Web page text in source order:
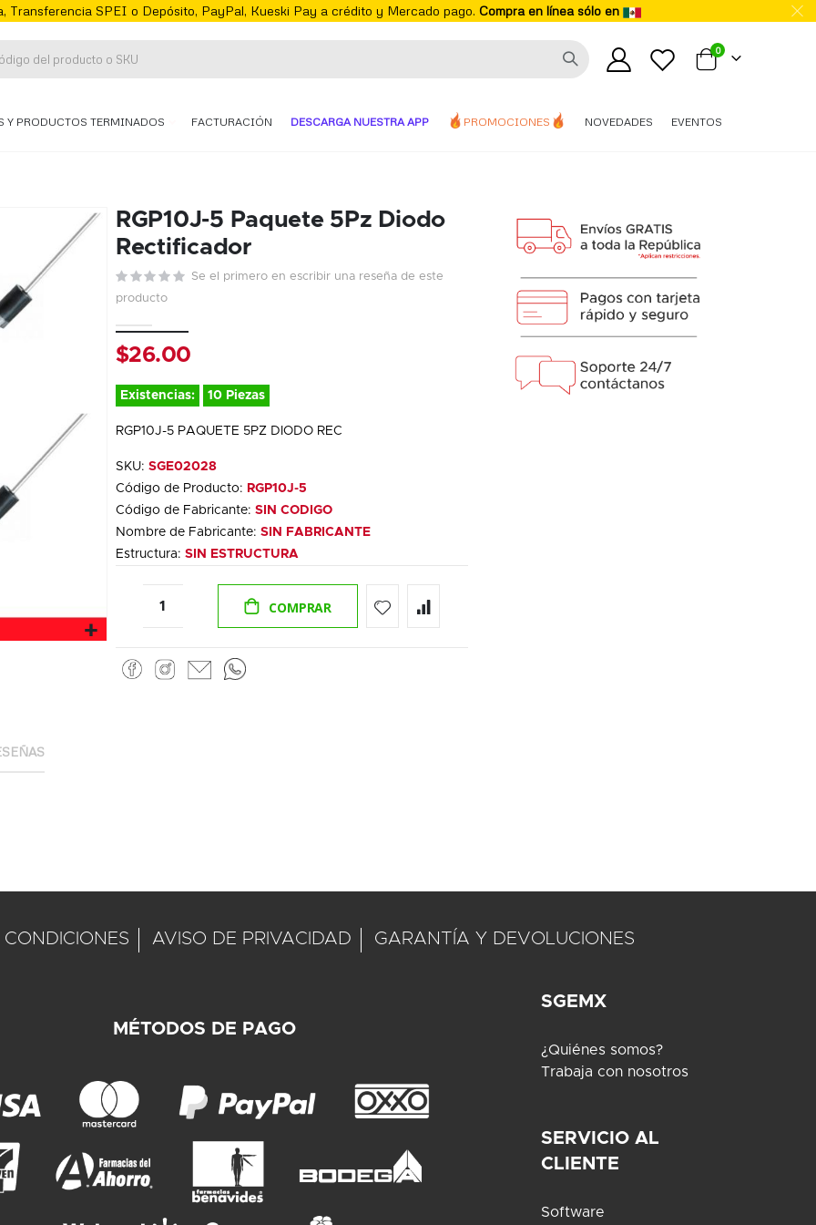
Transferencia SPEI o Depósito, PayPal, Kueski Pay a crédito y Mercado pago. Compra en línea sólo en
Mi carrito
0elementos
Y PRODUCTOS TERMINADOS FACTURACIÓN DESCARGA NUESTRA APP PROMOCIONES NOVEDADES EVENTOS
RGP10J-5 Paquete 5Pz Diodo
Rectificador
Se el primero en escribir una reseña de este
producto
$26.00
Existencias: 10 Piezas
RGP10J-5 PAQUETE 5PZ DIODO REC
SKU: SGE02028
Código de Producto: RGP10J-5
Código de Fabricante: SIN CODIGO
Nombre de Fabricante: SIN FABRICANTE
Estructura: SIN ESTRUCTURA
COMPRAR
CONDICIONES AVISO DE PRIVACIDAD GARANTÍA Y DEVOLUCIONES
MÉTODOS DE PAGO
SGEMX
¿Quiénes somos?
Trabaja con nosotros
SERVICIO AL
CLIENTE
Software